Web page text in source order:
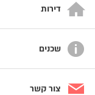
דירות
שכנים
צור קשר